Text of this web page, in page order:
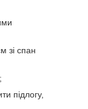
зі спан
підлогу,